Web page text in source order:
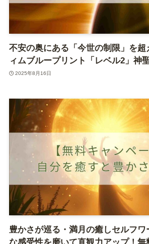
不安の奥にある「今世の制限」を超
ィムブループリント「レベル2」神
2025年8月16日
豊かさが巡る・満月の癒しセルフワ